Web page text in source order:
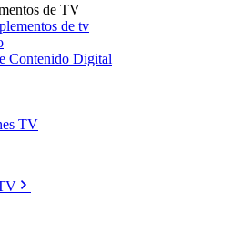
de TV
de tv
Contenido Digital
TV